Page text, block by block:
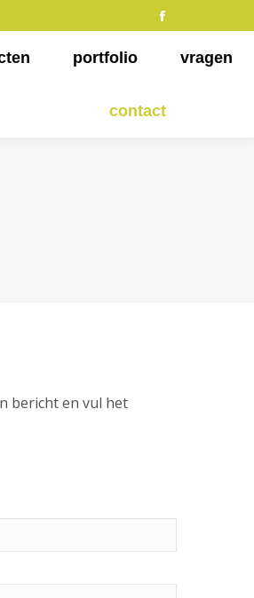
Facebook
page
new
portfolio vragen
contact
bericht en vul het